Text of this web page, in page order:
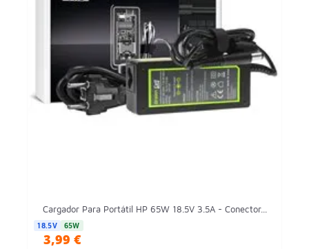
Cargador Para Portátil HP 65W 18.5V 3.5A - Conector...
18.5V 65W
3,99 €